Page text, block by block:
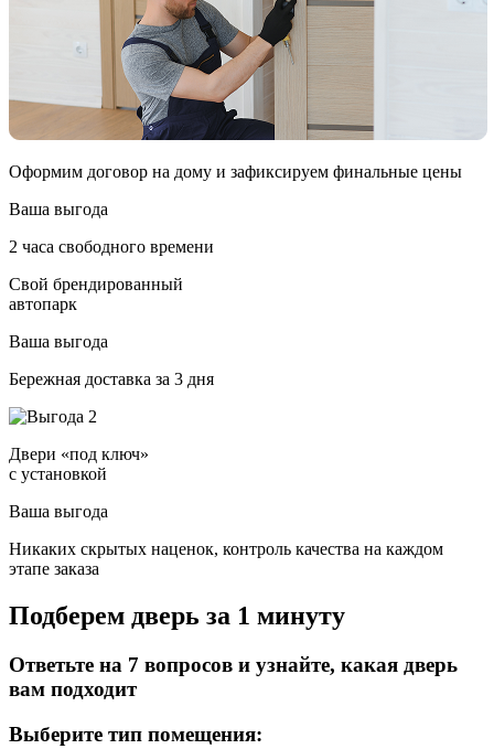
Оформим договор на дому и зафиксируем финальные цены
Ваша выгода
2 часа свободного времени
Свой брендированный
автопарк
Ваша выгода
Бережная доставка за 3 дня
Двери «под ключ»
с установкой
Ваша выгода
Никаких скрытых наценок, контроль качества на каждом
этапе заказа
Подберем дверь за 1 минуту
Ответьте на 7 вопросов и узнайте, какая дверь
вам подходит
Выберите тип помещения: